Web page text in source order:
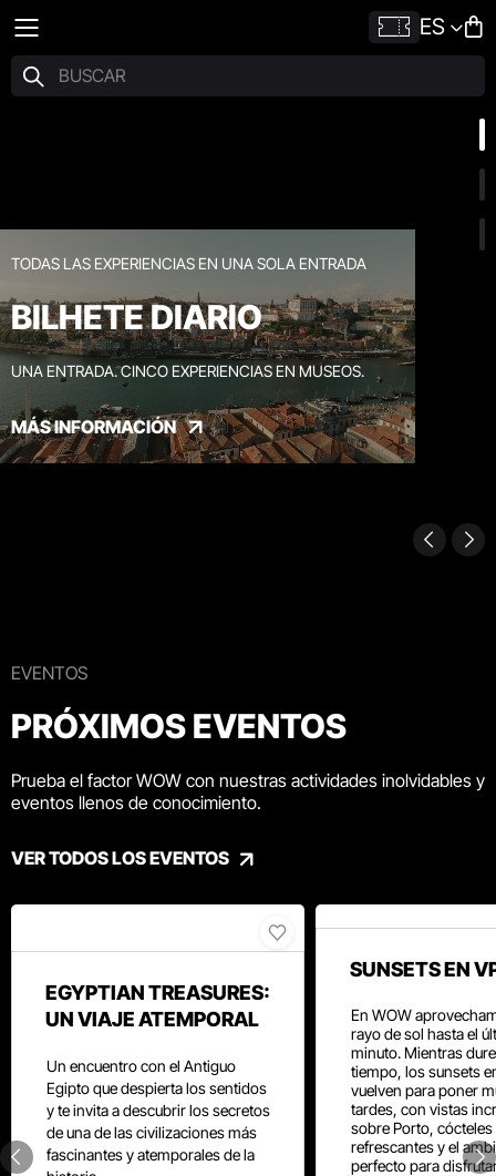
ES
TODAS LAS EXPERIENCIAS EN UNA SOLA ENTRADA
BILHETE DIARIO
UNA ENTRADA. CINCO EXPERIENCIAS EN MUSEOS.
MÁS INFORMACIÓN
EVENTOS
PRÓXIMOS EVENTOS
Prueba el factor WOW con nuestras actividades inolvidables y
eventos llenos de conocimiento.
VER TODOS LOS EVENTOS
EGYPTIAN TREASURES:
UN VIAJE ATEMPORAL
Un encuentro con el Antiguo
Egipto que despierta los sentidos
y te invita a descubrir los secretos
de una de las civilizaciones más
fascinantes y atemporales de la
SUNSETS EN
En WOW
rayo de sol hasta el
minuto. Mientras
tiempo, los sunsets
vuelven para poner
tardes, con vistas
sobre Porto, cócteles
refrescantes y el
perfecto para